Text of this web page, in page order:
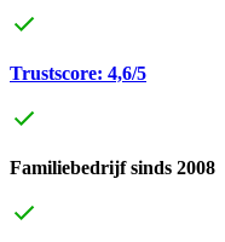
Trustscore: 4,6/5
Familiebedrijf sinds 2008